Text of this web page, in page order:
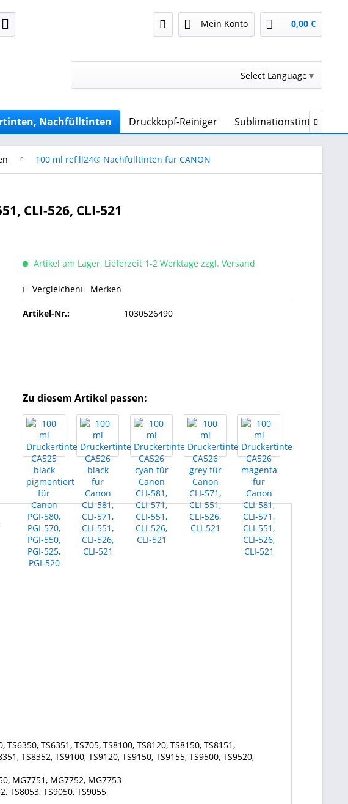
Mein Konto 0,00 €
Select Language▼
Nachfülltinten Druckkopf-Reiniger Sublimationstinte &

100 ml refill24® Nachfülltinten für CANON
CLI-526, CLI-521
Artikel am Lager, Lieferzeit 1-2 Werktage zzgl. Versand
Vergleichen Merken
Artikel-Nr.: 1030526490
Zu diesem Artikel passen:
TS6351, TS705, TS8100, TS8120, TS8150, TS8151,
TS8352, TS9100, TS9120, TS9150, TS9155, TS9500, TS9520,
MG7751, MG7752, MG7753
TS8053, TS9050, TS9055